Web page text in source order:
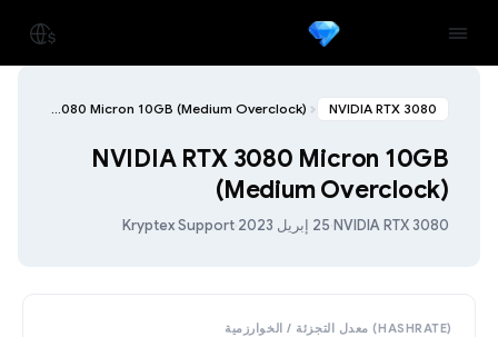
NVIDIA RTX 3080
NVIDIA RTX 3080 Micron 10GB (Medium Overclock)
NVIDIA RTX 3080 Micron 10GB
(Medium Overclock)
NVIDIA RTX 3080
·25 إبريل 2023 ·
Kryptex Support
(HASHRATE) معدل التجزئة / الخوارزمية